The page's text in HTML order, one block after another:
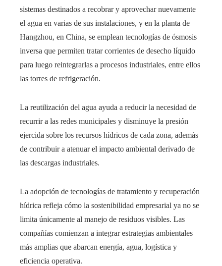
sistemas destinados a recobrar y aprovechar nuevamente
el agua en varias de sus instalaciones, y en la planta de
Hangzhou, en China, se emplean tecnologías de ósmosis
inversa que permiten tratar corrientes de desecho líquido
para luego reintegrarlas a procesos industriales, entre ellos
las torres de refrigeración.
La reutilización del agua ayuda a reducir la necesidad de
recurrir a las redes municipales y disminuye la presión
ejercida sobre los recursos hídricos de cada zona, además
de contribuir a atenuar el impacto ambiental derivado de
las descargas industriales.
La adopción de tecnologías de tratamiento y recuperación
hídrica refleja cómo la sostenibilidad empresarial ya no se
limita únicamente al manejo de residuos visibles. Las
compañías comienzan a integrar estrategias ambientales
más amplias que abarcan energía, agua, logística y
eficiencia operativa.